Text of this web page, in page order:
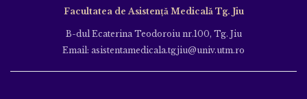
Facultatea de Asistență Medicală Tg. Jiu
B-dul Ecaterina Teodoroiu nr.100, Tg. Jiu
Email: asistentamedicala.tgjiu@univ.utm.ro